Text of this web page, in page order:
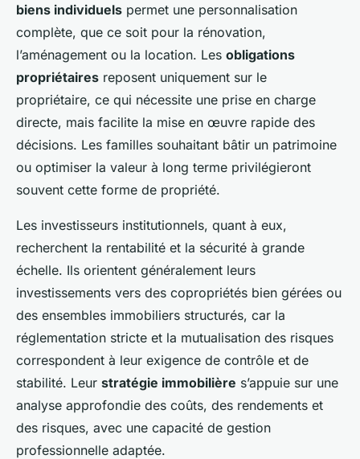
biens individuels permet une personnalisation
complète, que ce soit pour la rénovation,
l’aménagement ou la location. Les obligations
propriétaires reposent uniquement sur le
propriétaire, ce qui nécessite une prise en charge
directe, mais facilite la mise en œuvre rapide des
décisions. Les familles souhaitant bâtir un patrimoine
ou optimiser la valeur à long terme privilégieront
souvent cette forme de propriété.
Les investisseurs institutionnels, quant à eux,
recherchent la rentabilité et la sécurité à grande
échelle. Ils orientent généralement leurs
investissements vers des copropriétés bien gérées ou
des ensembles immobiliers structurés, car la
réglementation stricte et la mutualisation des risques
correspondent à leur exigence de contrôle et de
stabilité. Leur stratégie immobilière s’appuie sur une
analyse approfondie des coûts, des rendements et
des risques, avec une capacité de gestion
professionnelle adaptée.